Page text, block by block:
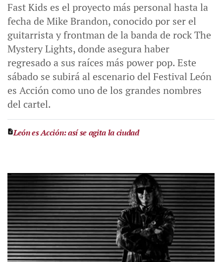
Fast Kids es el proyecto más personal hasta la
fecha de Mike Brandon, conocido por ser el
guitarrista y frontman de la banda de rock The
Mystery Lights, donde asegura haber
regresado a sus raíces más power pop. Este
sábado se subirá al escenario del Festival León
es Acción como uno de los grandes nombres
del cartel.
León es Acción: así se agita la ciudad